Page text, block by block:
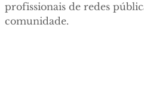
profissionais de redes
comunidade.